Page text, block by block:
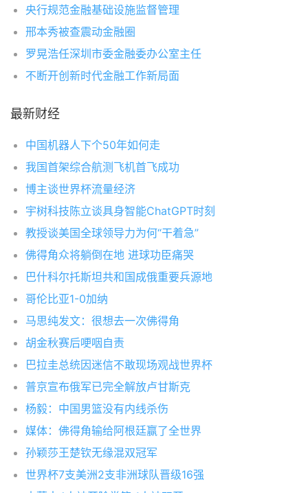
央行规范金融基础设施监督管理
邢本秀被查震动金融圈
罗晃浩任深圳市委金融委办公室主任
不断开创新时代金融工作新局面
最新财经
中国机器人下个50年如何走
我国首架综合航测飞机首飞成功
博主谈世界杯流量经济
宇树科技陈立谈具身智能ChatGPT时刻
教授谈美国全球领导力为何“干着急”
佛得角众将躺倒在地 进球功臣痛哭
巴什科尔托斯坦共和国成俄重要兵源地
哥伦比亚1-0加纳
马思纯发文：很想去一次佛得角
胡金秋赛后哽咽自责
巴拉圭总统因迷信不敢现场观战世界杯
普京宣布俄军已完全解放卢甘斯克
杨毅：中国男篮没有内线杀伤
媒体：佛得角输给阿根廷赢了全世界
孙颖莎王楚钦无缘混双冠军
世界杯7支美洲2支非洲球队晋级16强